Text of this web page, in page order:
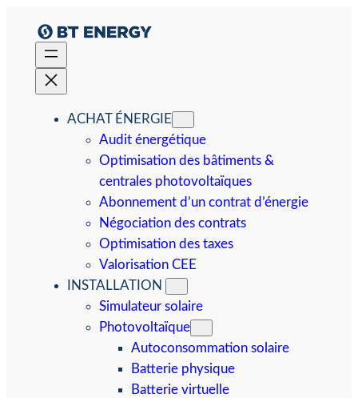
contenu
ACHAT ÉNERGIE
Audit énergétique
Optimisation des bâtiments &
centrales photovoltaïques
Abonnement d’un contrat d’énergie
Négociation des contrats
Optimisation des taxes
Valorisation CEE
INSTALLATION
Simulateur solaire
Photovoltaïque
Autoconsommation solaire
Batterie physique
Batterie virtuelle